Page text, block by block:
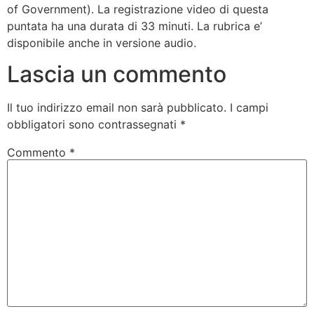
of Government). La registrazione video di questa
puntata ha una durata di 33 minuti. La rubrica e’
disponibile anche in versione audio.
Lascia un commento
Il tuo indirizzo email non sarà pubblicato. I campi
obbligatori sono contrassegnati *
Commento *